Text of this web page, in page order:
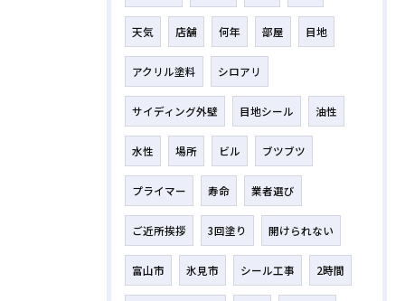
天気 店舗 何年 部屋 目地
アクリル塗料 シロアリ
サイディング外壁 目地シール 油性
水性 場所 ビル ブツブツ
プライマー 寿命 業者選び
ご近所挨拶 3回塗り 開けられない
富山市 氷見市 シール工事 2時間